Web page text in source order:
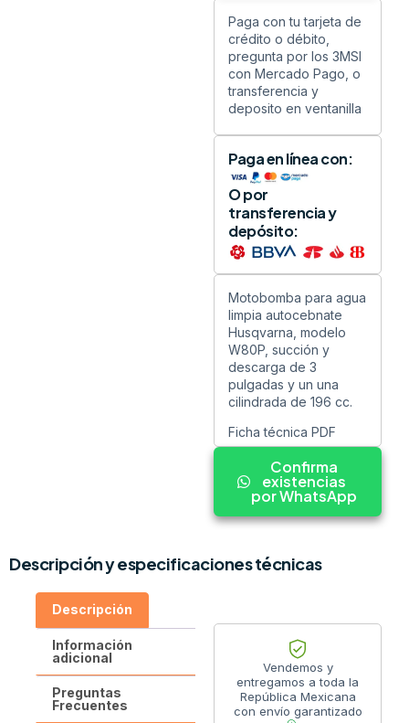
Paga con tu tarjeta de
crédito o débito,
pregunta por los 3MSI
con Mercado Pago, o
transferencia y
deposito en ventanilla
Paga en línea con:
O por
transferencia y
depósito:
Motobomba para agua
limpia autocebnate
Husqvarna, modelo
W80P, succión y
descarga de 3
pulgadas y un una
cilindrada de 196 cc.
Ficha técnica PDF
Confirma
existencias
por WhatsApp
Descripción y especificaciones técnicas
Descripción
Información
adicional
Preguntas
Frecuentes
Vendemos y
entregamos a toda la
República Mexicana
con envío garantizado